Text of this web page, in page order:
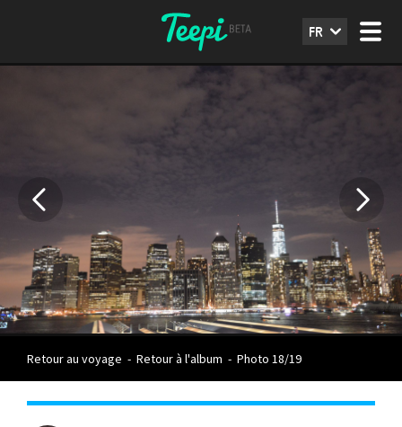
FR
Retour au voyage - Retour à l'album - Photo 18/19